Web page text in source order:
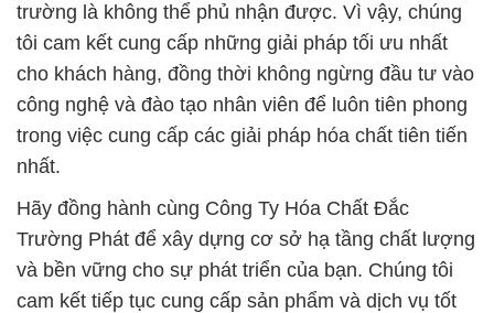
trường là không thể phủ nhận được. Vì vậy, chúng
tôi cam kết cung cấp những giải pháp tối ưu nhất
cho khách hàng, đồng thời không ngừng đầu tư vào
công nghệ và đào tạo nhân viên để luôn tiên phong
trong việc cung cấp các giải pháp hóa chất tiên tiến
nhất.
Hãy đồng hành cùng Công Ty Hóa Chất Đắc
Trường Phát để xây dựng cơ sở hạ tầng chất lượng
và bền vững cho sự phát triển của bạn. Chúng tôi
cam kết tiếp tục cung cấp sản phẩm và dịch vụ tốt